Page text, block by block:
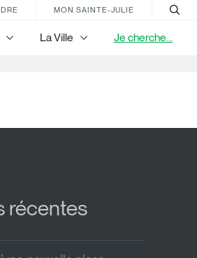
MON SAINTE-JULIE
La Ville Je cherche...
récentes